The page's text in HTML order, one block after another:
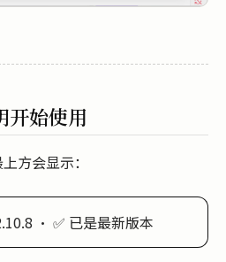
开始使用
方会显示：
· ✅ 已是最新版本